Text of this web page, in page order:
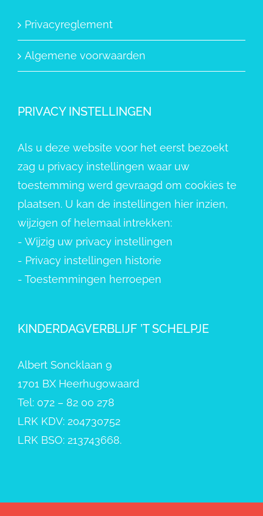
Privacyreglement
Algemene voorwaarden
PRIVACY INSTELLINGEN
Als u deze website voor het eerst bezoekt
zag u privacy instellingen waar uw
toestemming werd gevraagd om cookies te
plaatsen. U kan de instellingen hier inzien,
wijzigen of helemaal intrekken:
- Wijzig uw privacy instellingen
- Privacy instellingen historie
- Toestemmingen herroepen
KINDERDAGVERBLIJF ’T SCHELPJE
Albert Soncklaan 9
1701 BX Heerhugowaard
Tel: 072 – 82 00 278
LRK KDV: 204730752
LRK BSO: 213743668.